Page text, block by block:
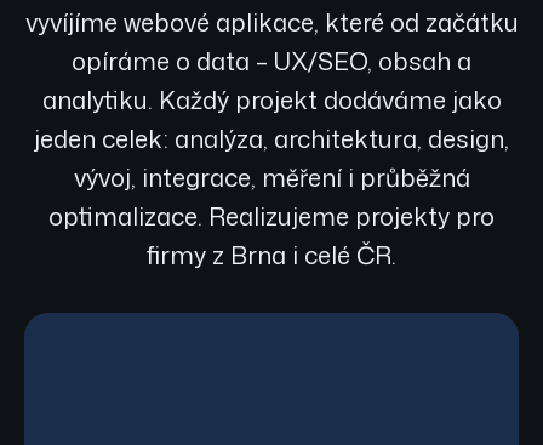
vyvíjíme webové aplikace, které od začátku
opíráme o data – UX/SEO, obsah a
analytiku. Každý projekt dodáváme jako
jeden celek: analýza, architektura, design,
vývoj, integrace, měření i průběžná
optimalizace. Realizujeme projekty pro
firmy z Brna i celé ČR.